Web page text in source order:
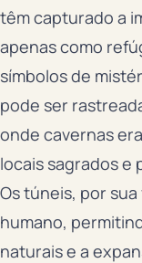
têm capturado a
apenas como
símbolos de
pode ser
onde cavernas
locais sagrados e
Os túneis, por
humano,
naturais e a